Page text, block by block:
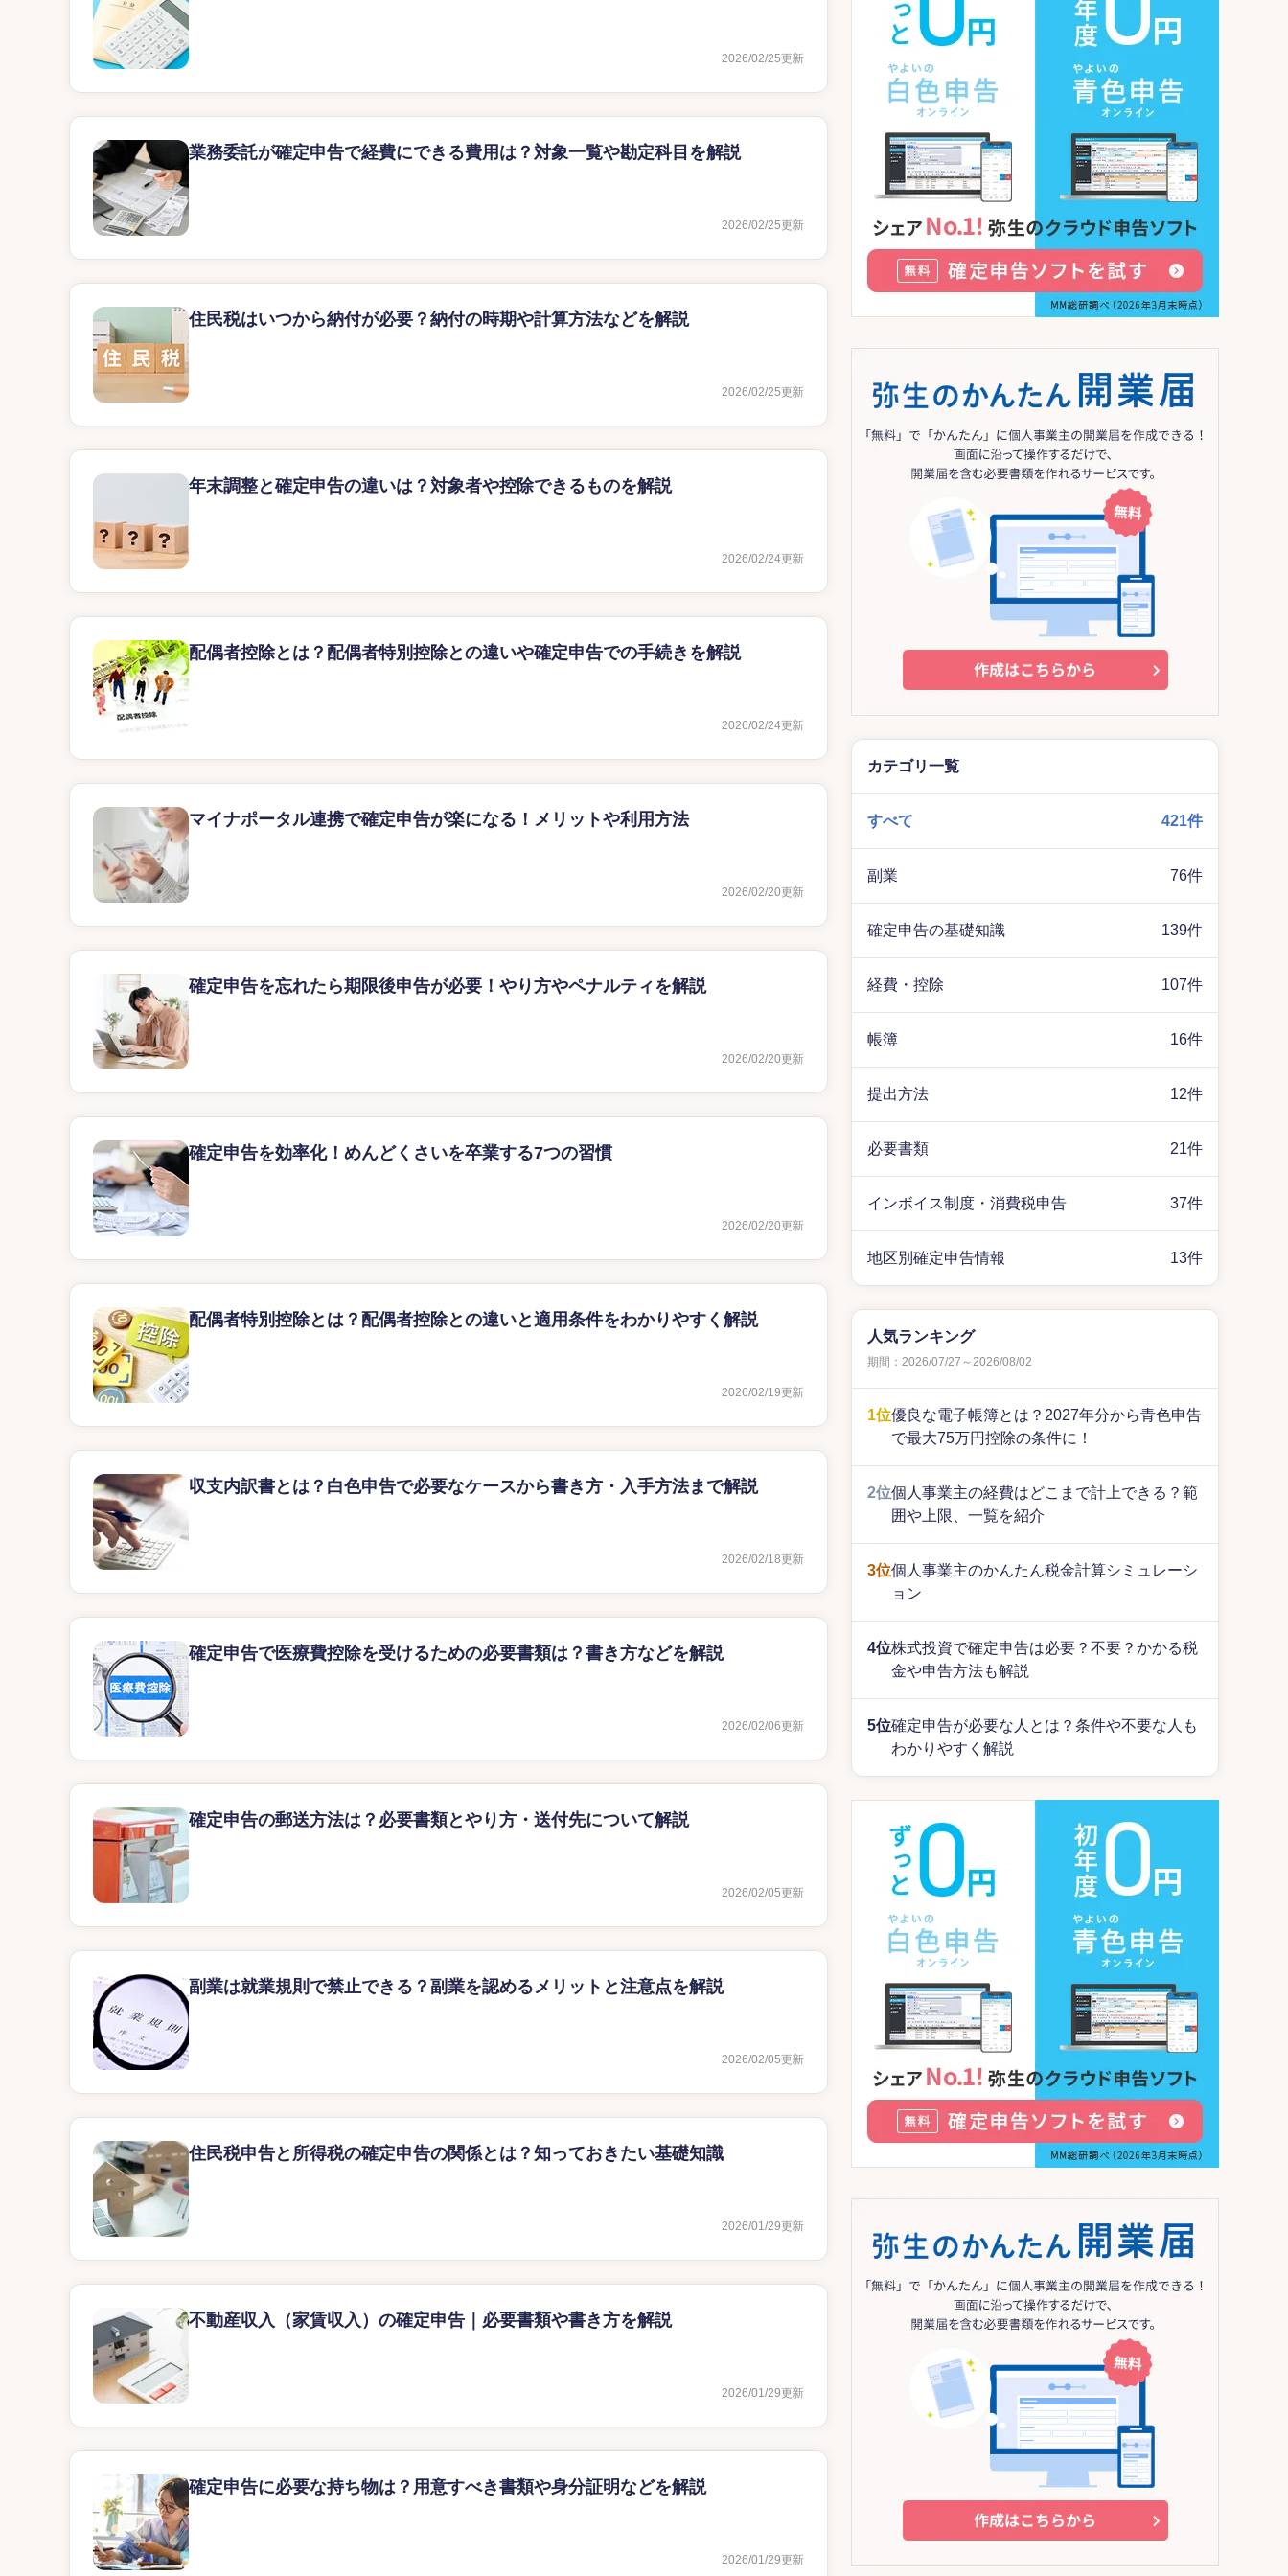
カテゴリ一覧
すべて 421件
副業 76件
確定申告の基礎知識 139件
経費・控除 107件
帳簿 16件
提出方法 12件
必要書類 21件
インボイス制度・消費税申告 37件
地区別確定申告情報 13件
人気ランキング
期間：2026/07/27～2026/08/02
1位優良な電子帳簿とは？2027年分から青色申告
で最大75万円控除の条件に！
2位個人事業主の経費はどこまで計上できる？範
囲や上限、一覧を紹介
3位個人事業主のかんたん税金計算シミュレーシ
ョン
4位株式投資で確定申告は必要？不要？かかる税
金や申告方法も解説
5位確定申告が必要な人とは？条件や不要な人も
わかりやすく解説
2026/02/25更新
業務委託が確定申告で経費にできる費用は？対象一覧や勘定科目を解説
2026/02/25更新
住民税はいつから納付が必要？納付の時期や計算方法などを解説
2026/02/25更新
年末調整と確定申告の違いは？対象者や控除できるものを解説
2026/02/24更新
配偶者控除とは？配偶者特別控除との違いや確定申告での手続きを解説
2026/02/24更新
マイナポータル連携で確定申告が楽になる！メリットや利用方法
2026/02/20更新
確定申告を忘れたら期限後申告が必要！やり方やペナルティを解説
2026/02/20更新
確定申告を効率化！めんどくさいを卒業する7つの習慣
2026/02/20更新
配偶者特別控除とは？配偶者控除との違いと適用条件をわかりやすく解説
2026/02/19更新
収支内訳書とは？白色申告で必要なケースから書き方・入手方法まで解説
2026/02/18更新
確定申告で医療費控除を受けるための必要書類は？書き方などを解説
2026/02/06更新
確定申告の郵送方法は？必要書類とやり方・送付先について解説
2026/02/05更新
副業は就業規則で禁止できる？副業を認めるメリットと注意点を解説
2026/02/05更新
住民税申告と所得税の確定申告の関係とは？知っておきたい基礎知識
2026/01/29更新
不動産収入（家賃収入）の確定申告｜必要書類や書き方を解説
2026/01/29更新
確定申告に必要な持ち物は？用意すべき書類や身分証明などを解説
2026/01/29更新